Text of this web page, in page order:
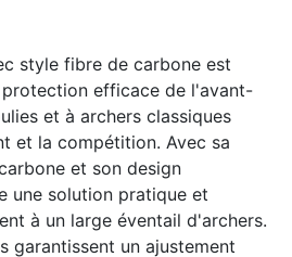
style fibre de carbone est
efficace de l'avant-
et à archers classiques
et la compétition. Avec sa
et son design
une solution pratique et
à un large éventail d'archers.
garantissent un ajustement